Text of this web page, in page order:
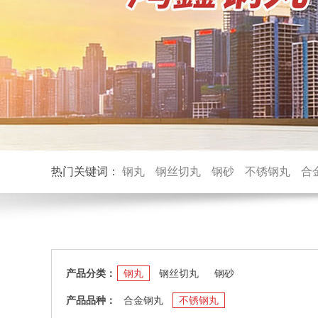
热门关键词： 钢丸 钢丝切丸 钢砂 不锈钢丸 合
产品分类： 钢丸 钢丝切丸 钢砂
产品品种： 合金钢丸 不锈钢丸